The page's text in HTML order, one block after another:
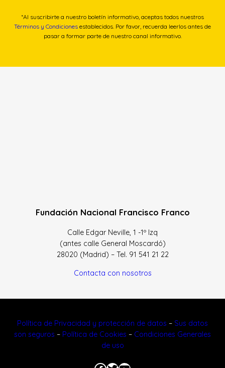
*Al suscribirte a nuestro boletín informativo, aceptas todos nuestros
Términos y Condiciones establecidos. Por favor, recuerda leerlos antes de
pasar a formar parte de nuestro canal informativo.
Fundación Nacional Francisco Franco
Calle Edgar Neville, 1 -1º Izq
(antes calle General Moscardó)
28020 (Madrid) – Tel. 91 541 21 22
Contacta con nosotros
Política de Privacidad y protección de datos – Sus datos
son seguros – Política de Cookies – Condiciones Generales
de uso